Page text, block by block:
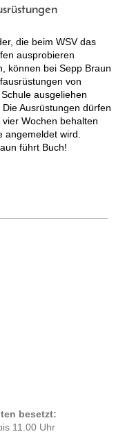
die beim WSV das
ausprobieren
können bei Sepp Braun
von
ausgeliehen
Ausrüstungen dürfen
Wochen behalten
angemeldet wird.
Buch!
besetzt:
11.00 Uhr